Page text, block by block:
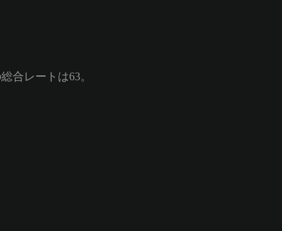
合レートは63。